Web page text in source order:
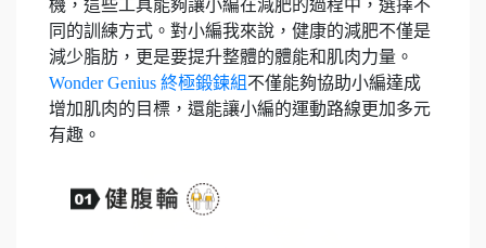
機，這些工具能夠讓小編在減肥的過程中，選擇不
同的訓練方式。對小編我來說，健康的減肥不僅是
減少脂肪，更是要提升整體的體能和肌肉力量。
Wonder Genius 終極鍛鍊組不僅能夠協助小編達成
增加肌肉的目標，還能讓小編的運動路線更加多元
有趣。